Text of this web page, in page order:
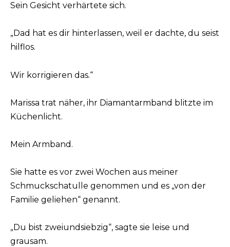
Sein Gesicht verhärtete sich.
„Dad hat es dir hinterlassen, weil er dachte, du seist
hilflos.
Wir korrigieren das.“
Marissa trat näher, ihr Diamantarmband blitzte im
Küchenlicht.
Mein Armband.
Sie hatte es vor zwei Wochen aus meiner
Schmuckschatulle genommen und es „von der
Familie geliehen“ genannt.
„Du bist zweiundsiebzig“, sagte sie leise und
grausam.